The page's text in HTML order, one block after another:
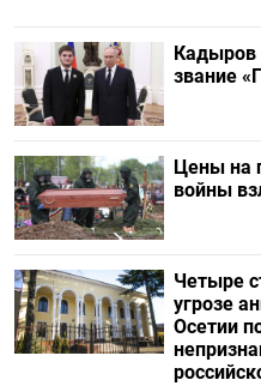
Кадыров
звание
Цены на
войны
Четыре
угрозе
Осетии